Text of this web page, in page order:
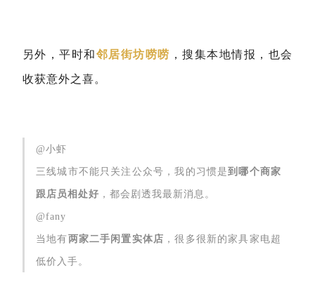
另外，平时和邻居街坊唠唠 ，搜集本地情报，也会
收获意外之喜。
@小虾
三线城市不能只关注公众号，我的习惯是到哪个商家
跟店员相处好 ，都会剧透我最新消息。
@fany
当地有两家二手闲置实体店 ，很多很新的家具家电超
低价入手。